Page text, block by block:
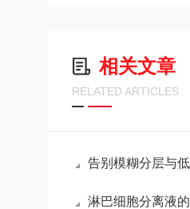
相关文章
RELATED ARTICLES
告别模糊分层与低得率：淋巴细胞分离液实验
淋巴细胞分离液